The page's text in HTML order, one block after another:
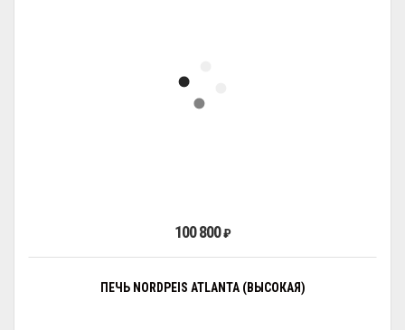
100 800₽
ПЕЧЬ NORDPEIS ATLANTA (ВЫСОКАЯ)